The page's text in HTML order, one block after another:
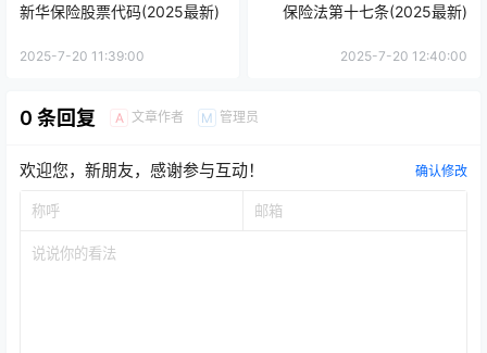
新华保险股票代码(2025最新)
2025-7-20 11:39:00
保险法第十七条(2025最新)
2025-7-20 12:40:00
0 条回复 A 文章作者 M 管理员
欢迎您，新朋友，感谢参与互动！ 确认修改